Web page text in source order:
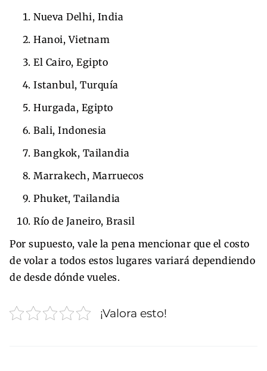
Nueva Delhi, India
Hanoi, Vietnam
El Cairo, Egipto
Istanbul, Turquía
Hurgada, Egipto
Bali, Indonesia
Bangkok, Tailandia
Marrakech, Marruecos
Phuket, Tailandia
Río de Janeiro, Brasil
Por supuesto, vale la pena mencionar que el costo
de volar a todos estos lugares variará dependiendo
de desde dónde vueles.
¡Valora esto!